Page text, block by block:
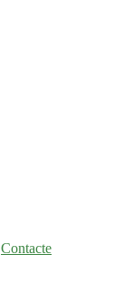
Contacte